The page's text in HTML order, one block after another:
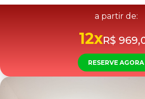
a partir de:
12xR$
RESERVE AGORA